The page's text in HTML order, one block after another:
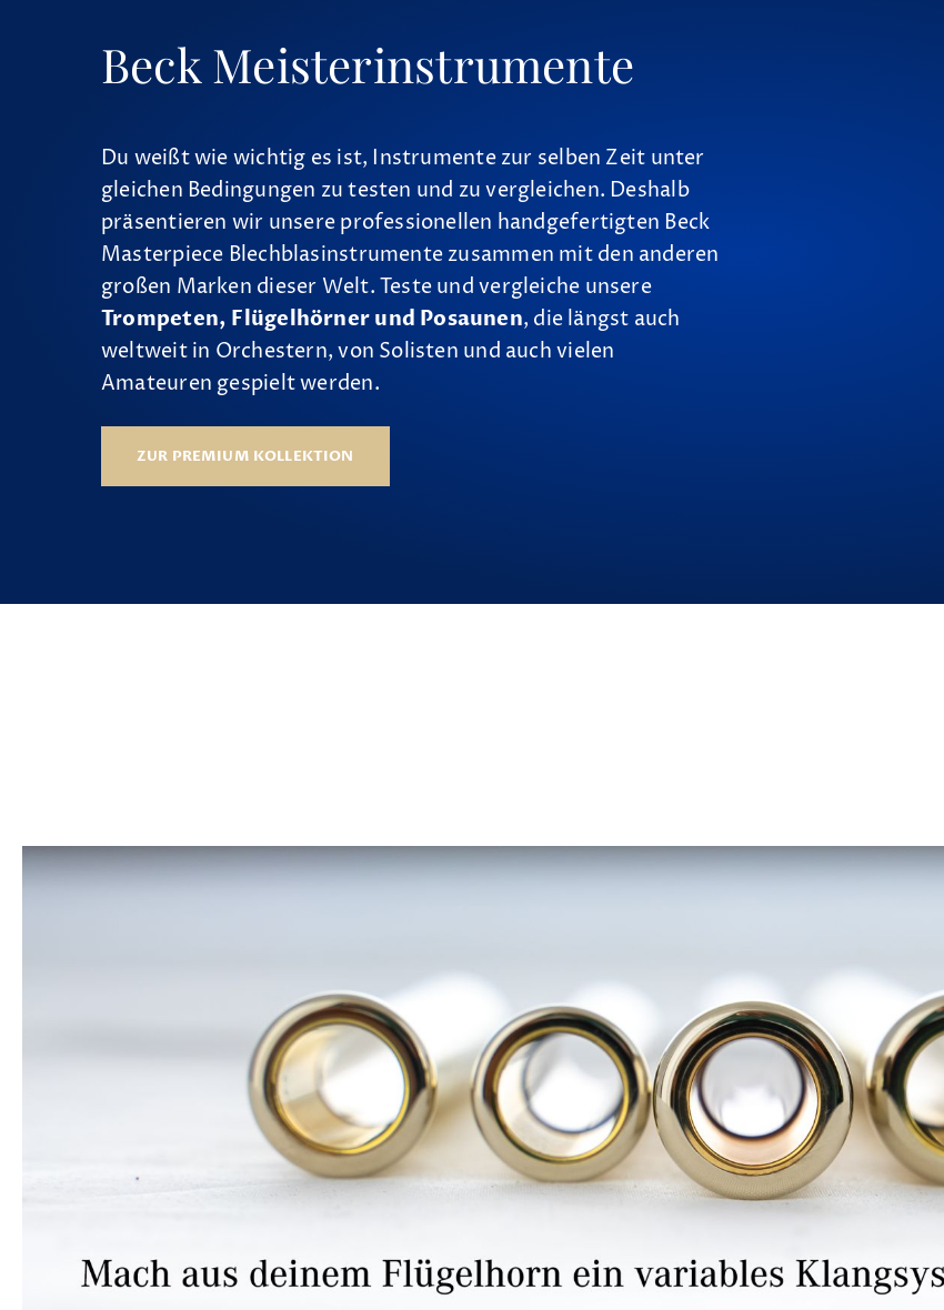
Beck Meisterinstrumente
Du weißt wie wichtig es ist, Instrumente zur selben Zeit unter
gleichen Bedingungen zu testen und zu vergleichen. Deshalb
präsentieren wir unsere professionellen handgefertigten Beck
Masterpiece Blechblasinstrumente zusammen mit den anderen
großen Marken dieser Welt. Teste und vergleiche unsere
Trompeten, Flügelhörner und Posaunen, die längst auch
weltweit in Orchestern, von Solisten und auch vielen
Amateuren gespielt werden.
ZUR PREMIUM KOLLEKTION